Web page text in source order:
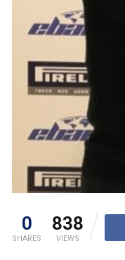
0
SHARES
838
VIEWS